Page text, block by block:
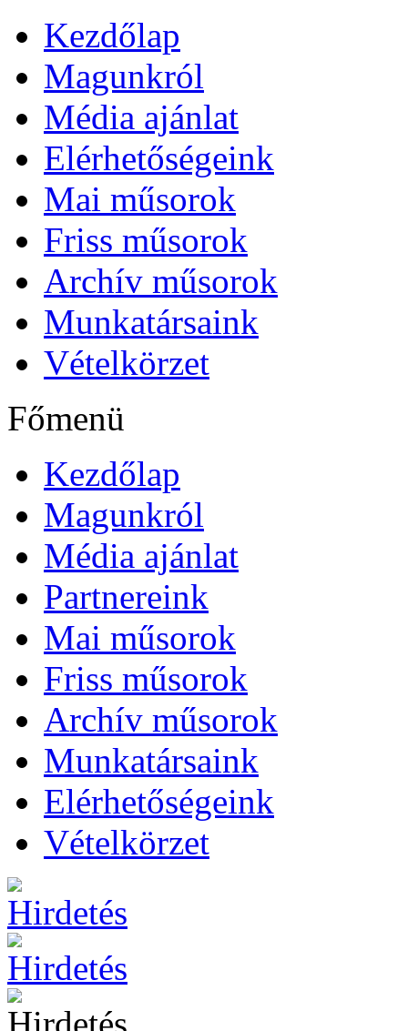
Kezdőlap
Magunkról
Média ajánlat
Elérhetőségeink
Mai műsorok
Friss műsorok
Archív műsorok
Munkatársaink
Vételkörzet
Főmenü
Kezdőlap
Magunkról
Média ajánlat
Partnereink
Mai műsorok
Friss műsorok
Archív műsorok
Munkatársaink
Elérhetőségeink
Vételkörzet